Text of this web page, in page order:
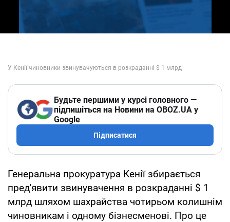
Будьте першими у курсі головного —
підпишіться на Новини на OBOZ.UA у
Google
Підписатися
Генеральна прокуратура Кенії збирається
пред'явити звинувачення в розкраданні $ 1
млрд шляхом шахрайства чотирьом колишнім
чиновникам і одному бізнесменові. Про це